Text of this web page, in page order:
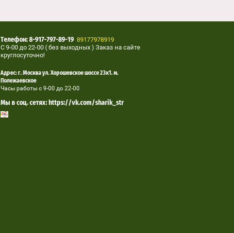
Телефон: 8-917-797-89-19 89177978919
C 9-00 до 22-00 ( без выходных ) Заказ на сайте
круглосуточно!
Адрес: г. Москва ул. Хорошевское шоссе 23к1. м.
Полежаевское
Часы работы с 9-00 до 22-00
Мы в соц. сетях: https://vk.com/sharik_str